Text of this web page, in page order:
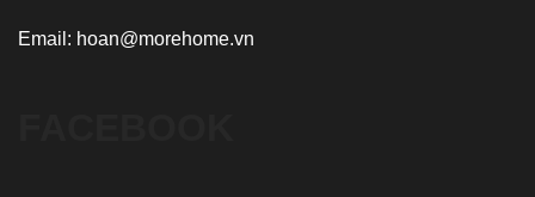
Email: hoan@morehome.vn